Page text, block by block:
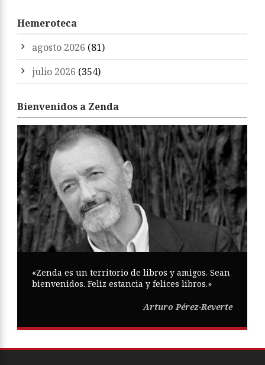
Hemeroteca
agosto 2026 (81)
julio 2026 (354)
Bienvenidos a Zenda
«Zenda es un territorio de libros y amigos. Sean
bienvenidos. Feliz estancia y felices libros.»
Arturo Pérez-Reverte